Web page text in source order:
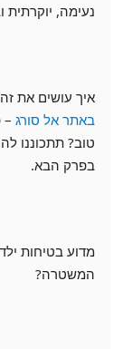
נעימה, יוקרתית
איך עושים את
באתר אל סורג –
טוב? תתכוננו
בפרק הבא.
מדוע בטיחות
המשטרה?